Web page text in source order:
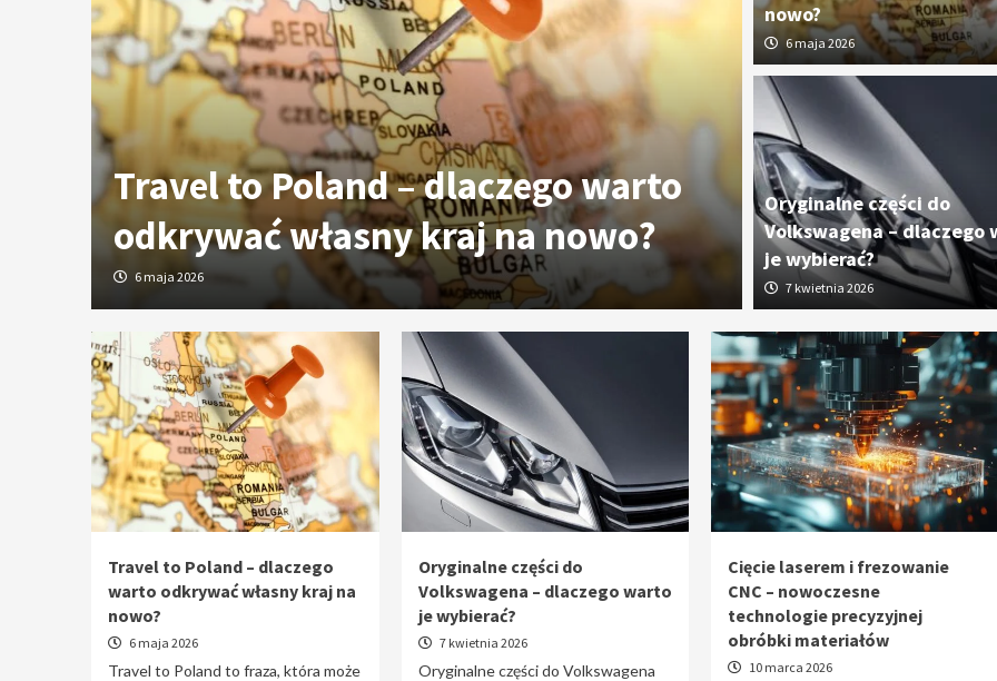
Travel to Poland – dlaczego warto
odkrywać własny kraj na nowo?
6 maja 2026
Oryginalne
dlaczego
7 kwietnia 2026
nowo?
6 maja 2026
Oryginalne części do
Volkswagena – dlaczego
je wybierać?
7 kwietnia 2026
Travel to Poland – dlaczego
warto odkrywać własny kraj na
nowo?
6 maja 2026
Travel to Poland to fraza, która może
Oryginalne części do
Volkswagena – dlaczego warto
je wybierać?
7 kwietnia 2026
Oryginalne części do Volkswagena
Cięcie laserem i frezowanie
CNC – nowoczesne
technologie precyzyjnej
obróbki materiałów
10 marca 2026